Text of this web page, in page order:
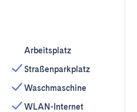
Arbeitsplatz
Straßenparkplatz
Waschmaschine
WLAN-Internet